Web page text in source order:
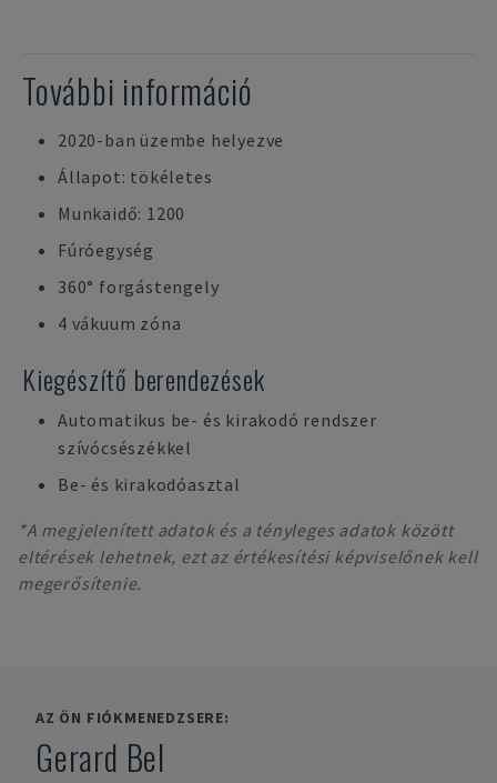
További információ
2020-ban üzembe helyezve
Állapot: tökéletes
Munkaidő: 1200
Fúróegység
360° forgástengely
4 vákuum zóna
Kiegészítő berendezések
Automatikus be- és kirakodó rendszer
szívócsészékkel
Be- és kirakodóasztal
*A megjelenített adatok és a tényleges adatok között
eltérések lehetnek, ezt az értékesítési képviselőnek kell
megerősítenie.
AZ ÖN FIÓKMENEDZSERE:
Gerard Bel